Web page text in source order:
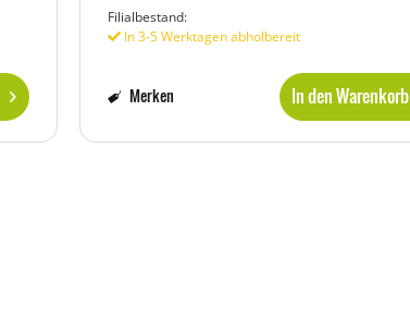
Filialbestand:
In 3-5 Werktagen abholbereit
In den Warenkorb
Merken